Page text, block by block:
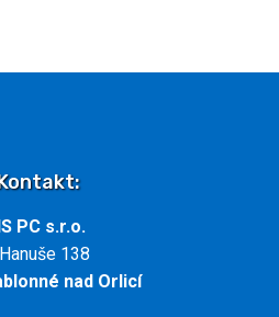
PC s.r.o.
138
nad Orlicí